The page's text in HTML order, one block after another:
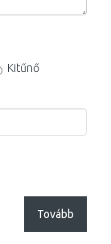
Kitűnő
Tovább